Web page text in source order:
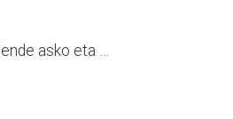
asko eta …